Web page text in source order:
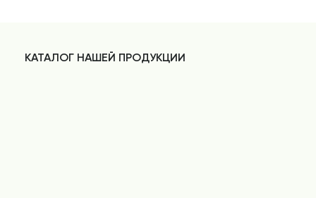
КАТАЛОГ НАШЕЙ ПРОДУКЦИИ